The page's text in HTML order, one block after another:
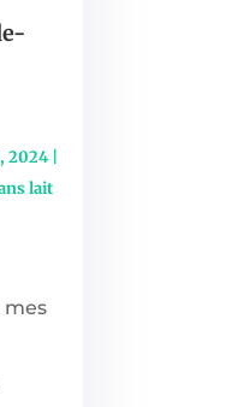
2024|
lait
mes